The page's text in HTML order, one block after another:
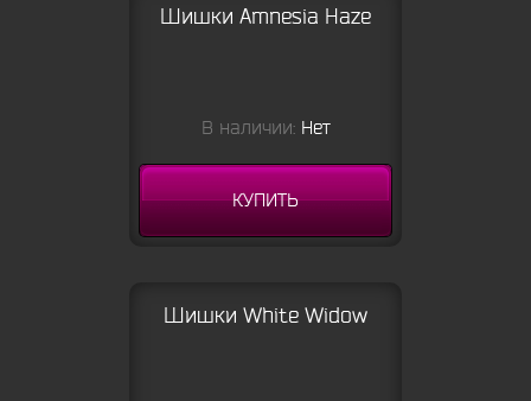
Шишки Amnesia Haze
В наличии: Нет
КУПИТЬ
Шишки White Widow